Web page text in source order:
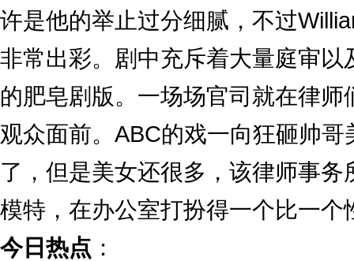
许是他的举止过分细腻，不过
非常出彩。剧中充斥着大量庭审
的肥皂剧版。一场场官司就在律
观众面前。ABC的戏一向狂砸帅
了，但是美女还很多，该律师事
模特，在办公室打扮得一个比一个
今日热点 ：